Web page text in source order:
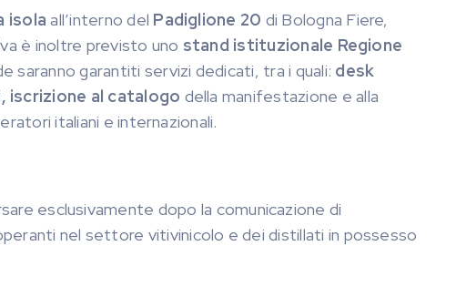
isola all’interno del Padiglione 20 di Bologna Fiere,
è inoltre previsto uno stand istituzionale Regione
saranno garantiti servizi dedicati, tra i quali: desk
iscrizione al catalogo della manifestazione e alla
italiani e internazionali.
esclusivamente dopo la comunicazione di
nel settore vitivinicolo e dei distillati in possesso